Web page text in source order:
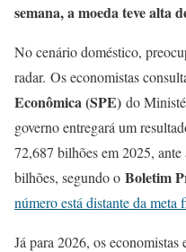
semana, a moeda teve alta
No cenário doméstico,
radar. Os economistas
Econômica (SPE) do
governo entregará um
72,687 bilhões em 2025,
bilhões, segundo o Boletim
número está distante da meta
Já para 2026, os